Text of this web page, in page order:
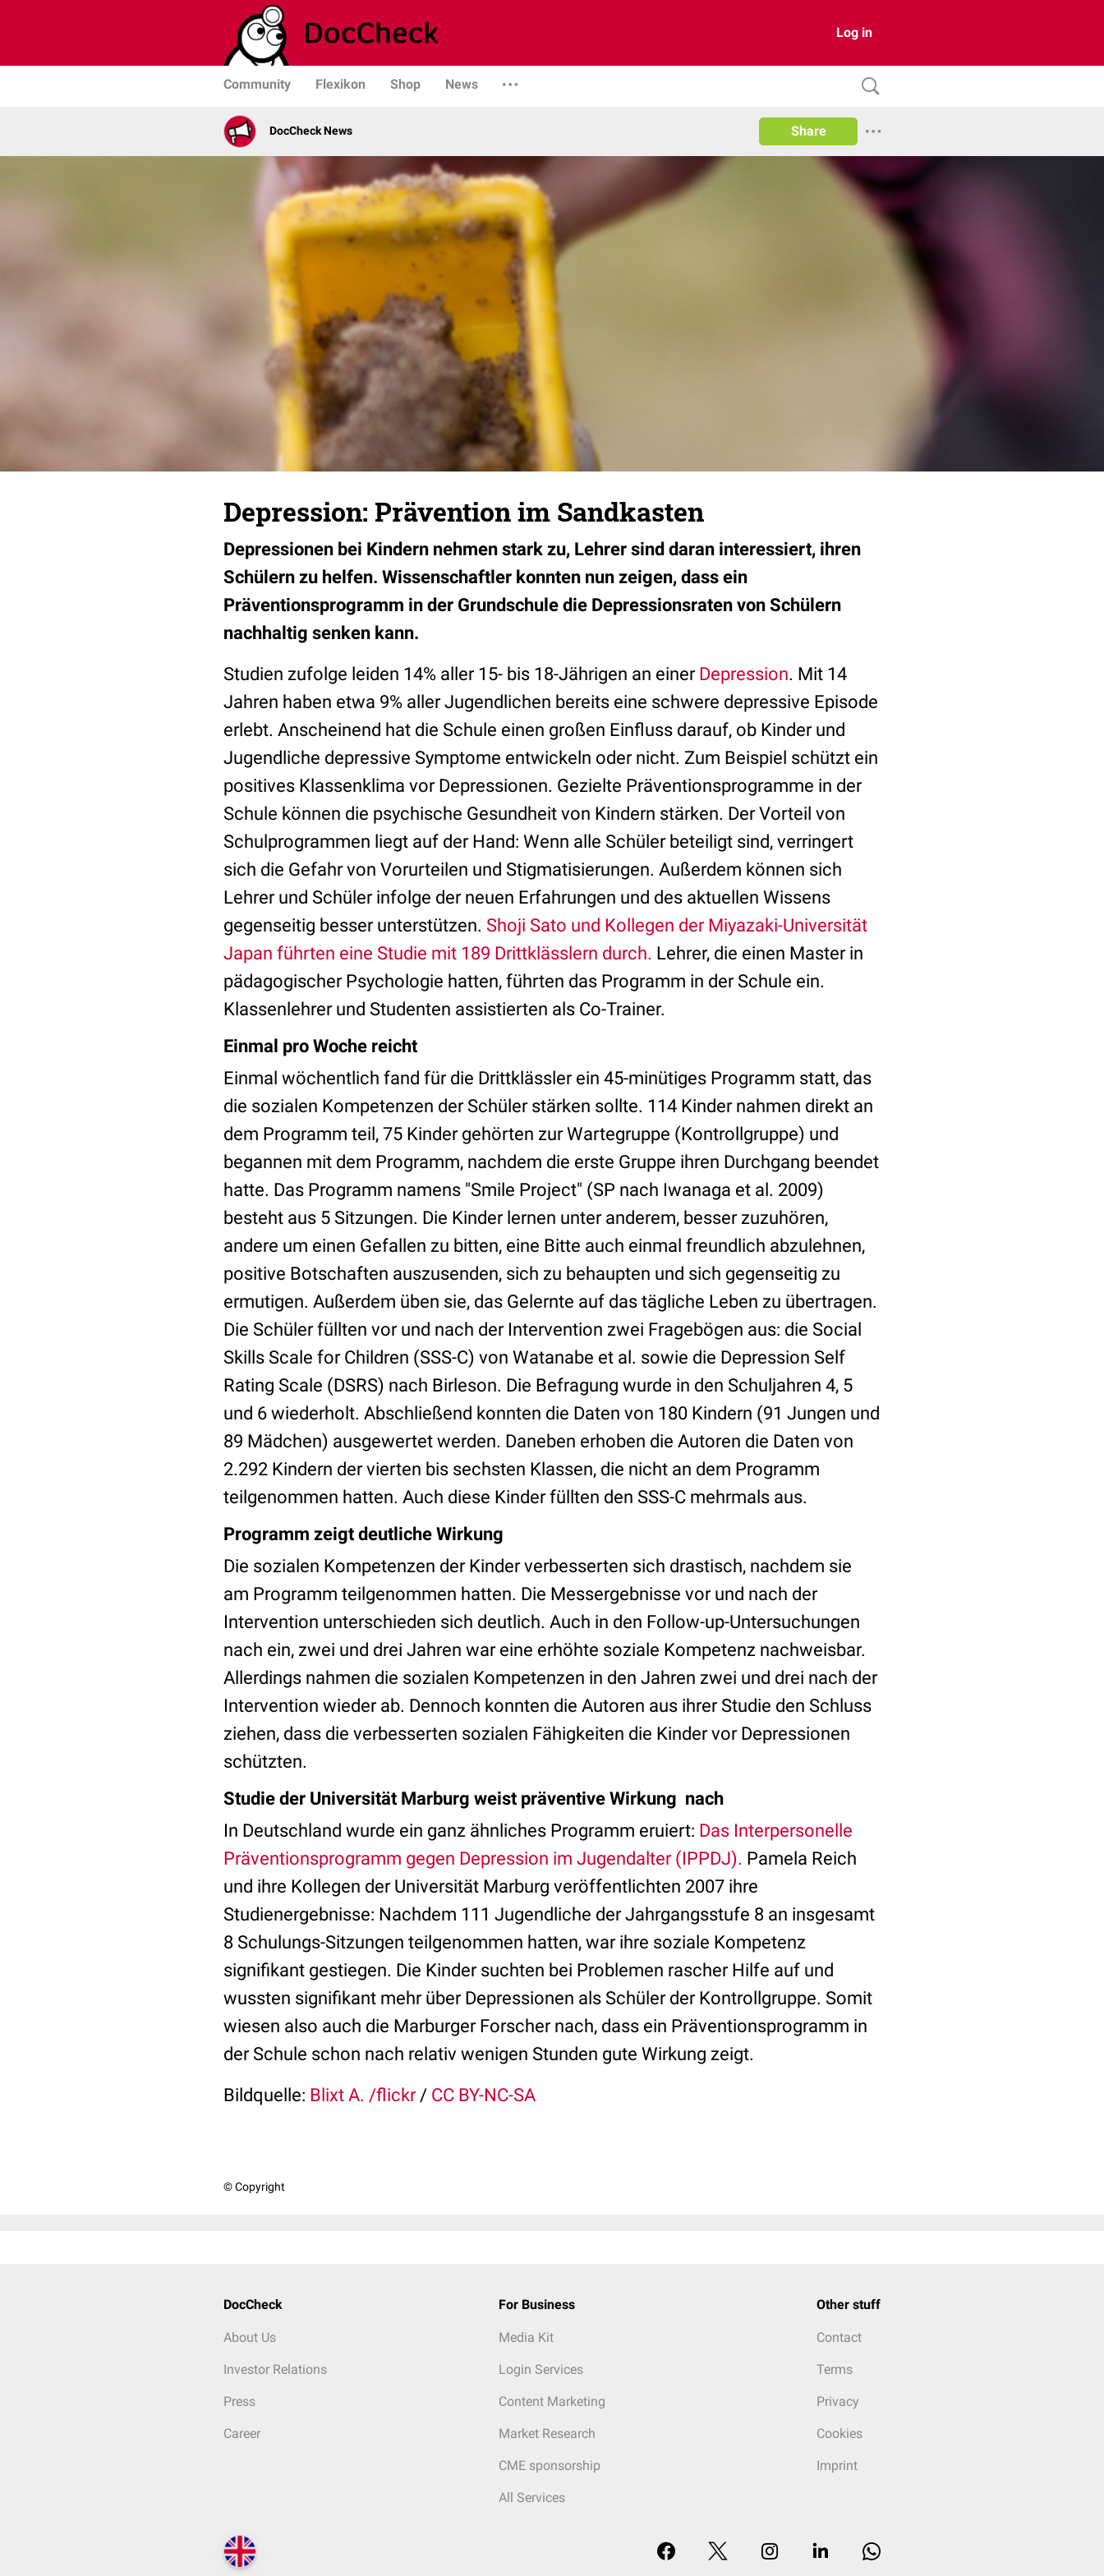
Log in
Community Flexikon Shop News
DocCheck News Share
Depression: Prävention im Sandkasten
Depressionen bei Kindern nehmen stark zu, Lehrer sind daran interessiert, ihren
Schülern zu helfen. Wissenschaftler konnten nun zeigen, dass ein
Präventionsprogramm in der Grundschule die Depressionsraten von Schülern
nachhaltig senken kann.
Studien zufolge leiden 14% aller 15- bis 18-Jährigen an einer Depression. Mit 14
Jahren haben etwa 9% aller Jugendlichen bereits eine schwere depressive Episode
erlebt. Anscheinend hat die Schule einen großen Einfluss darauf, ob Kinder und
Jugendliche depressive Symptome entwickeln oder nicht. Zum Beispiel schützt ein
positives Klassenklima vor Depressionen. Gezielte Präventionsprogramme in der
Schule können die psychische Gesundheit von Kindern stärken. Der Vorteil von
Schulprogrammen liegt auf der Hand: Wenn alle Schüler beteiligt sind, verringert
sich die Gefahr von Vorurteilen und Stigmatisierungen. Außerdem können sich
Lehrer und Schüler infolge der neuen Erfahrungen und des aktuellen Wissens
gegenseitig besser unterstützen. Shoji Sato und Kollegen der Miyazaki-Universität
Japan führten eine Studie mit 189 Drittklässlern durch. Lehrer, die einen Master in
pädagogischer Psychologie hatten, führten das Programm in der Schule ein.
Klassenlehrer und Studenten assistierten als Co-Trainer.
Einmal pro Woche reicht
Einmal wöchentlich fand für die Drittklässler ein 45-minütiges Programm statt, das
die sozialen Kompetenzen der Schüler stärken sollte. 114 Kinder nahmen direkt an
dem Programm teil, 75 Kinder gehörten zur Wartegruppe (Kontrollgruppe) und
begannen mit dem Programm, nachdem die erste Gruppe ihren Durchgang beendet
hatte. Das Programm namens "Smile Project" (SP nach Iwanaga et al. 2009)
besteht aus 5 Sitzungen. Die Kinder lernen unter anderem, besser zuzuhören,
andere um einen Gefallen zu bitten, eine Bitte auch einmal freundlich abzulehnen,
positive Botschaften auszusenden, sich zu behaupten und sich gegenseitig zu
ermutigen. Außerdem üben sie, das Gelernte auf das tägliche Leben zu übertragen.
Die Schüler füllten vor und nach der Intervention zwei Fragebögen aus: die Social
Skills Scale for Children (SSS-C) von Watanabe et al. sowie die Depression Self
Rating Scale (DSRS) nach Birleson. Die Befragung wurde in den Schuljahren 4, 5
und 6 wiederholt. Abschließend konnten die Daten von 180 Kindern (91 Jungen und
89 Mädchen) ausgewertet werden. Daneben erhoben die Autoren die Daten von
2.292 Kindern der vierten bis sechsten Klassen, die nicht an dem Programm
teilgenommen hatten. Auch diese Kinder füllten den SSS-C mehrmals aus.
Programm zeigt deutliche Wirkung
Die sozialen Kompetenzen der Kinder verbesserten sich drastisch, nachdem sie
am Programm teilgenommen hatten. Die Messergebnisse vor und nach der
Intervention unterschieden sich deutlich. Auch in den Follow-up-Untersuchungen
nach ein, zwei und drei Jahren war eine erhöhte soziale Kompetenz nachweisbar.
Allerdings nahmen die sozialen Kompetenzen in den Jahren zwei und drei nach der
Intervention wieder ab. Dennoch konnten die Autoren aus ihrer Studie den Schluss
ziehen, dass die verbesserten sozialen Fähigkeiten die Kinder vor Depressionen
schützten.
Studie der Universität Marburg weist präventive Wirkung nach
In Deutschland wurde ein ganz ähnliches Programm eruiert: Das Interpersonelle
Präventionsprogramm gegen Depression im Jugendalter (IPPDJ). Pamela Reich
und ihre Kollegen der Universität Marburg veröffentlichten 2007 ihre
Studienergebnisse: Nachdem 111 Jugendliche der Jahrgangsstufe 8 an insgesamt
8 Schulungs-Sitzungen teilgenommen hatten, war ihre soziale Kompetenz
signifikant gestiegen. Die Kinder suchten bei Problemen rascher Hilfe auf und
wussten signifikant mehr über Depressionen als Schüler der Kontrollgruppe. Somit
wiesen also auch die Marburger Forscher nach, dass ein Präventionsprogramm in
der Schule schon nach relativ wenigen Stunden gute Wirkung zeigt.
Bildquelle: Blixt A. /flickr/ CC BY-NC-SA
© Copyright
DocCheck
About Us
Investor Relations
Press
Career
For Business
Media Kit
Login Services
Content Marketing
Market Research
CME sponsorship
All Services
Other stuff
Contact
Terms
Privacy
Cookies
Imprint